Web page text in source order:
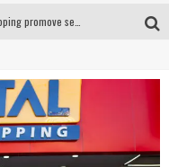
Em julho, Boulevard Shopping sorteia produtos Apple aos clientes do seu Programa de Benefícios
VIASHOPPING CELEBRA O DIA DOS PAIS COM AÇÃO COMPROU-GANHOU EXCLUSIVA